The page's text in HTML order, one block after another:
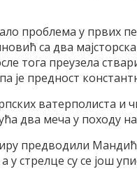
проблема у првих
са два
тога преузела
jе предност
ватерполиста и
два меча у походу
предводили
у стрелце су се jош